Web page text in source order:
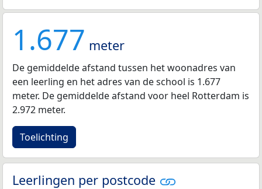
1.677 meter
De gemiddelde afstand tussen het woonadres van
een leerling en het adres van de school is 1.677
meter. De gemiddelde afstand voor heel Rotterdam is
2.972 meter.
Toelichting
Leerlingen per postcode